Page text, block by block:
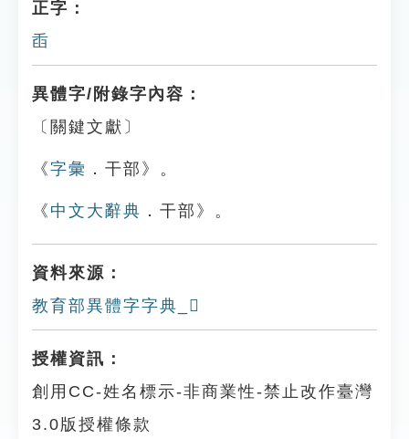
正字：
臿
異體字/附錄字內容：
〔關鍵文獻〕
《字彙 ．干部》。
《 中文大辭典 ．干部》。
資料來源：
教育部異體字字典_𢆍
授權資訊：
創用CC-姓名標示-非商業性-禁止改作臺灣
3.0版授權條款